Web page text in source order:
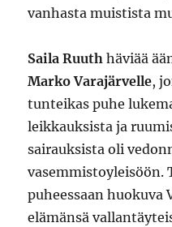
vanhasta muistista
Saila Ruuth häviää
Marko Varajärvelle,
tunteikas puhe
leikkauksista ja
sairauksista oli
vasemmistoyleisöön.
puheessaan huokuva
elämänsä